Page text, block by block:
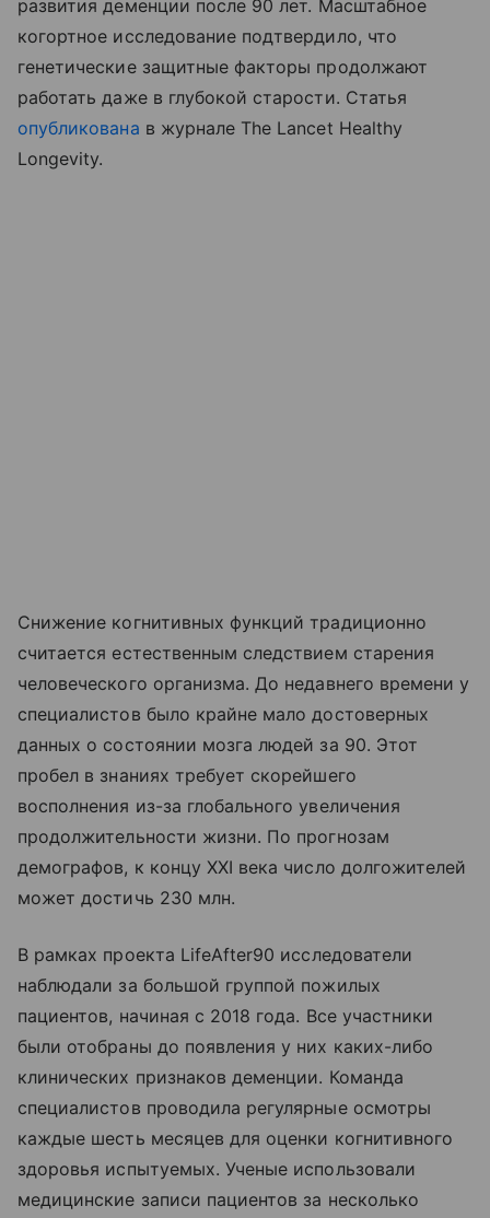
развития деменции после 90 лет. Масштабное
когортное исследование подтвердило, что
генетические защитные факторы продолжают
работать даже в глубокой старости. Статья
опубликована в журнале The Lancet Healthy
Longevity.
Снижение когнитивных функций традиционно
считается естественным следствием старения
человеческого организма. До недавнего времени у
специалистов было крайне мало достоверных
данных о состоянии мозга людей за 90. Этот
пробел в знаниях требует скорейшего
восполнения из-за глобального увеличения
продолжительности жизни. По прогнозам
демографов, к концу XXI века число долгожителей
может достичь 230 млн.
В рамках проекта LifeAfter90 исследователи
наблюдали за большой группой пожилых
пациентов, начиная с 2018 года. Все участники
были отобраны до появления у них каких-либо
клинических признаков деменции. Команда
специалистов проводила регулярные осмотры
каждые шесть месяцев для оценки когнитивного
здоровья испытуемых. Ученые использовали
медицинские записи пациентов за несколько